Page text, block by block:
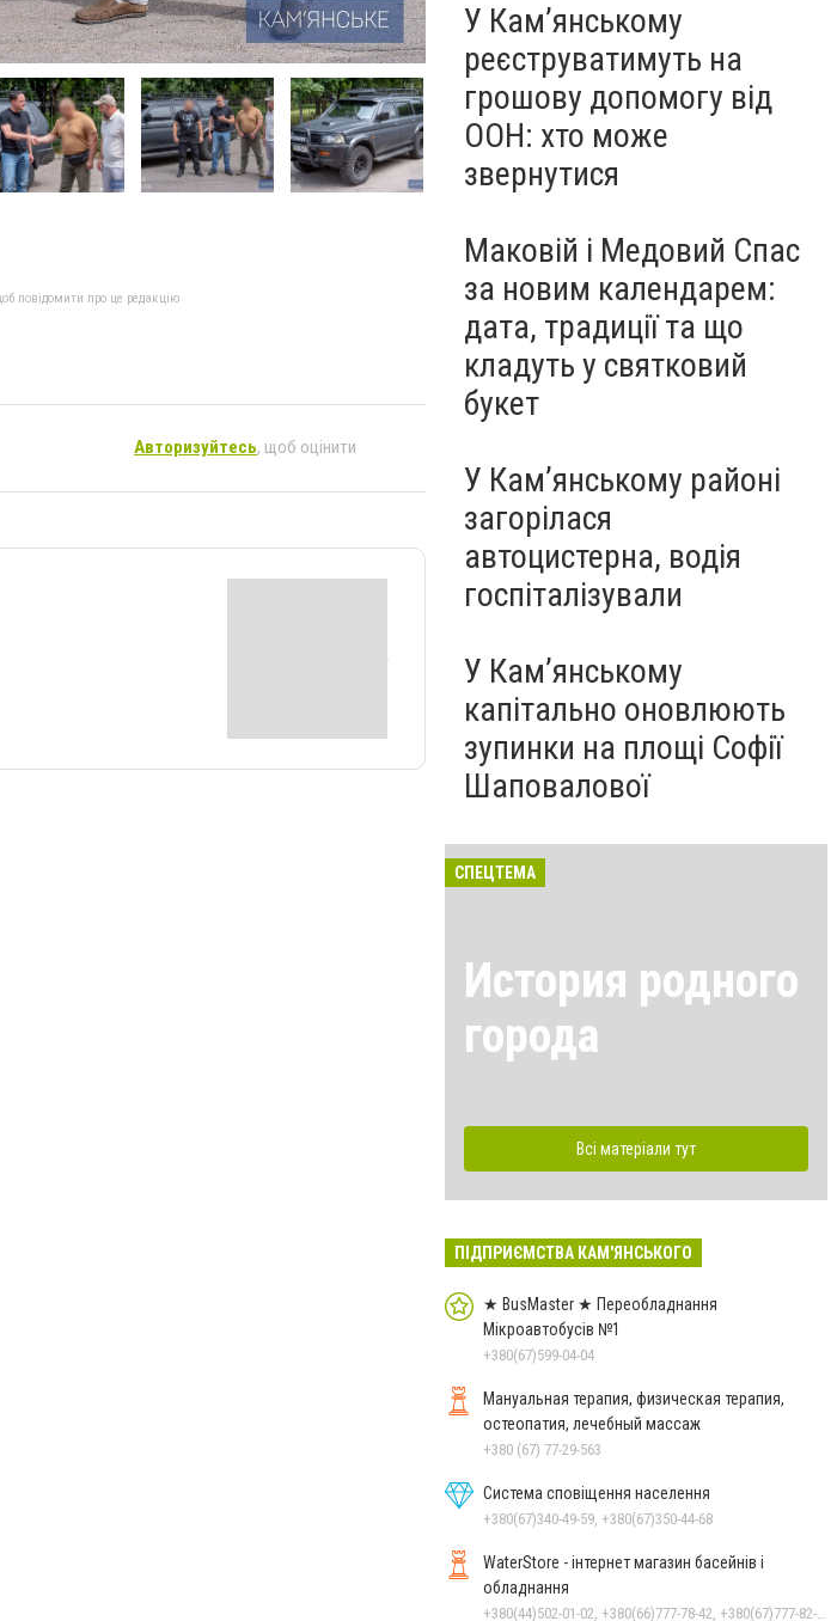
повідомити про це редакцію
Авторизуйтесь, щоб оцінити
У Кам’янському
реєструватимуть на
грошову допомогу від
ООН: хто може
звернутися
Маковій і Медовий Спас
за новим календарем:
дата, традиції та що
кладуть у святковий
букет
У Кам’янському районі
загорілася
автоцистерна, водія
госпіталізували
У Кам’янському
капітально оновлюють
зупинки на площі Софії
Шаповалової
СПЕЦТЕМА
История родного
города
Всі матеріали тут
ПІДПРИЄМСТВА КАМ'ЯНСЬКОГО
★ BusMaster ★ Переобладнання
Мікроавтобусів №1
+380(67)599-04-04
Мануальная терапия, физическая терапия,
остеопатия, лечебный массаж
+380 (67) 77-29-563
Система сповіщення населення
+380(67)340-49-59, +380(67)350-44-68
WaterStore - інтернет магазин басейнів і
обладнання